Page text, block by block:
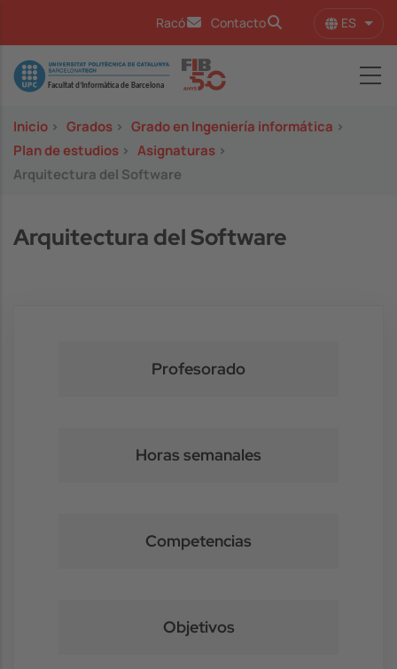
Racó Contacto ES
Image
Inicio > Grados > Grado en Ingeniería informática >
Plan de estudios > Asignaturas >
Arquitectura del Software
Arquitectura del Software
Profesorado
Horas semanales
Competencias
Objetivos